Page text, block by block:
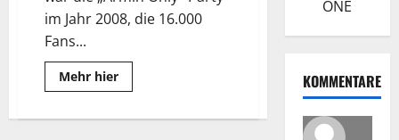
im Jahr 2008, die 16.000
Fans...
Mehr hierRead
more
van
ONE
KOMMENTARE